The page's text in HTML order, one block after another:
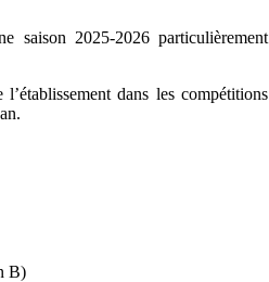
saison 2025-2026 particulièrement
dans les compétitions
B)